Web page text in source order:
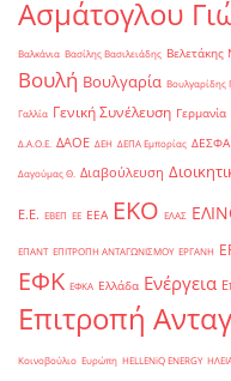
Ασμάτογλου
Βαλκάνια Βασίλης Βασιλειάδης Βελετάκης
Βουλή Βουλγαρία Βουλγαρίδης
Γαλλία Γενική Συνέλευση Γερμανία
Δ.Α.Ο.Ε. ΔΑΟΕ ΔΕΗ ΔΕΠΑ Εμπορίας ΔΕΣΦΑ
Δαγούμας Θ. Διαβούλευση
Ε.Ε. ΕΒΕΠ ΕΕ ΕΕΑ ΕΚΟ ΕΛΑΣ
ΕΠΑΝΤ ΕΠΙΤΡΟΠΗ ΑΝΤΑΓΩΝΙΣΜΟΥ ΕΡΓΑΝΗ
ΕΦΚ ΕΦΚΑ Ελλάδα Ενέργεια
Επιτροπή
Κοινοβούλιο Ευρώπη ΗELLENiQ ENERGY